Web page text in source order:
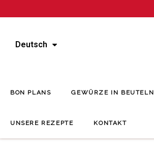
Deutsch
BON PLANS GEWÜRZE IN BEUTELN
UNSERE REZEPTE KONTAKT